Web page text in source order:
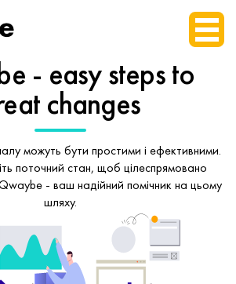
- easy stepsto
changes
можуть бути простими і ефективними.
поточний стан, щоб цілеспрямовано
- ваш надійний помічник на цьому
шляху.